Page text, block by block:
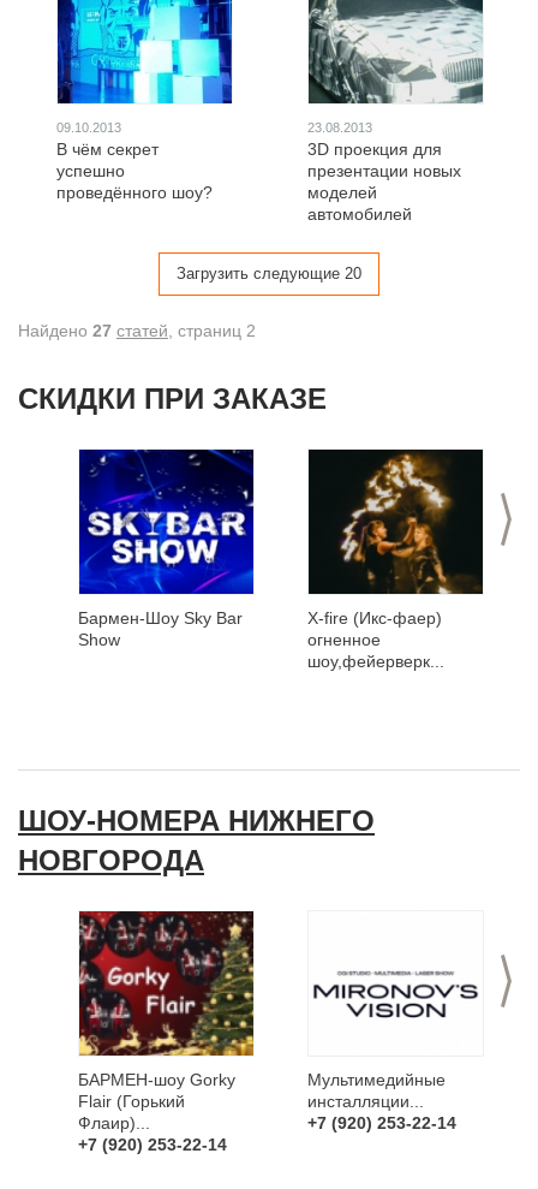
09.10.2013
В чём секрет
успешно
проведённого шоу?
23.08.2013
3D проекция для
презентации новых
моделей
автомобилей
Загрузить следующие 20
Найдено 27 статей , cтраниц 2
СКИДКИ ПРИ ЗАКАЗЕ
>
Бармен-Шоу Sky Bar
Show
X-fire (Икс-фаер)
огненное
шоу,фейерверк...
ШОУ-НОМЕРА НИЖНЕГО
НОВГОРОДА
>
БАРМЕН-шоу Gorky
Flair (Горький
Флаир)...
+7 (920) 253-22-14
Мультимедийные
инсталляции...
+7 (920) 253-22-14